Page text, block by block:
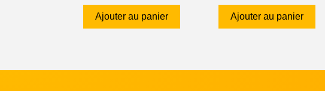
Ajouter au panier Ajouter au panier